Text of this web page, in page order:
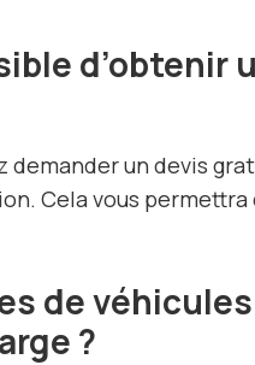
d’obtenir
demander un devis
Cela vous permettra
de
?